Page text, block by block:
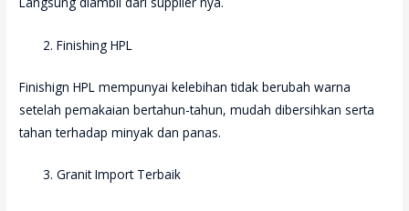
Finishing HPL
Finishign HPL mempunyai kelebihan tidak berubah warna
setelah pemakaian bertahun-tahun, mudah dibersihkan serta
tahan terhadap minyak dan panas.
Granit Import Terbaik